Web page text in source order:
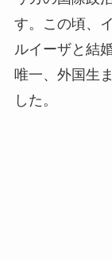
す。この頃、
ルイーザと結
唯一、外国生
した。